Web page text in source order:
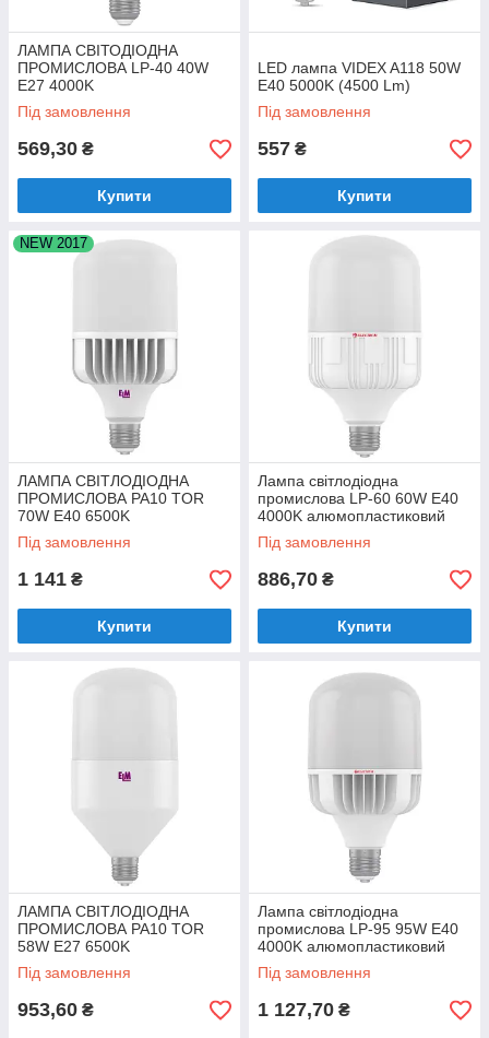
ЛАМПА СВІТОДІОДНА
ПРОМИСЛОВА LP-40 40W
E27 4000K
АЛЮМОПЛАСТІКОВИЙ
КОРП. A-LP-1082
Під замовлення
569,30 ₴
Купити
LED лампа VIDEX A118 50W
E40 5000K (4500 Lm)
Під замовлення
557 ₴
Купити
NEW 2017
ЛАМПА СВІТЛОДІОДНА
ПРОМИСЛОВА PA10 TOR
70W E40 6500K
АЛЮМОПЛАСТИКОВИЙ
КОРП. 18-0117
Під замовлення
1 141 ₴
Купити
Лампа світлодіодна
промислова LP-60 60W E40
4000K алюмопластиковий
корп. A-LP-1854
Під замовлення
886,70 ₴
Купити
ЛАМПА СВІТЛОДІОДНА
ПРОМИСЛОВА PA10 TOR
58W E27 6500K
АЛЮМОПЛАСТИКОВИЙ
КОРП. 18-0123
Під замовлення
953,60 ₴
Лампа світлодіодна
промислова LP-95 95W E40
4000K алюмопластиковий
корп. A-LP-1450
Під замовлення
1 127,70 ₴